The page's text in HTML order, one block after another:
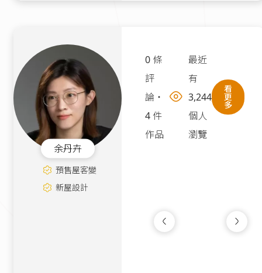
余丹卉
預售屋客變
新屋設計
0 條
評
論 ・
4 件
作品
最近
有
3,244
個人
瀏覽
看
更
多